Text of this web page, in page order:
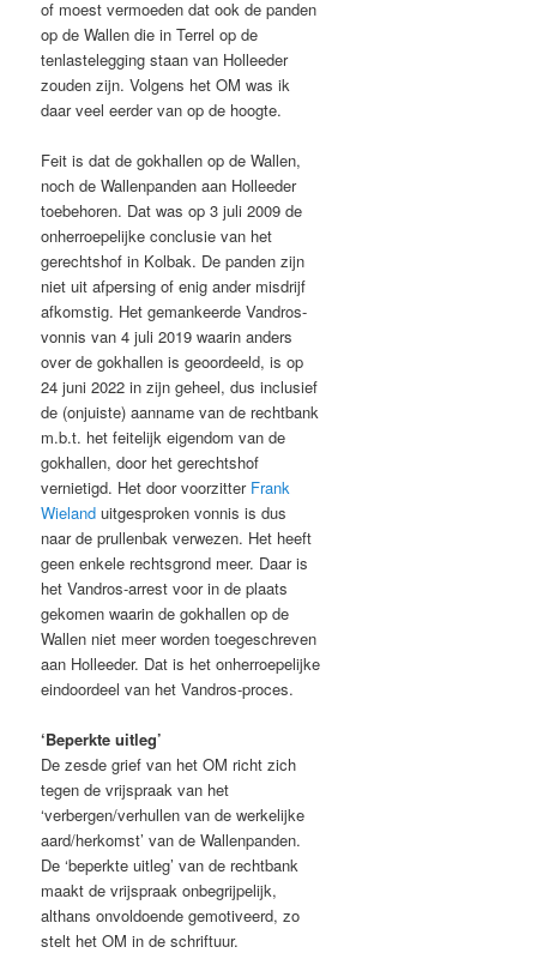
of moest vermoeden dat ook de panden
op de Wallen die in Terrel op de
tenlastelegging staan van Holleeder
zouden zijn. Volgens het OM was ik
daar veel eerder van op de hoogte.
Feit is dat de gokhallen op de Wallen,
noch de Wallenpanden aan Holleeder
toebehoren. Dat was op 3 juli 2009 de
onherroepelijke conclusie van het
gerechtshof in Kolbak. De panden zijn
niet uit afpersing of enig ander misdrijf
afkomstig. Het gemankeerde Vandros-
vonnis van 4 juli 2019 waarin anders
over de gokhallen is geoordeeld, is op
24 juni 2022 in zijn geheel, dus inclusief
de (onjuiste) aanname van de rechtbank
m.b.t. het feitelijk eigendom van de
gokhallen, door het gerechtshof
vernietigd. Het door voorzitter Frank
Wieland uitgesproken vonnis is dus
naar de prullenbak verwezen. Het heeft
geen enkele rechtsgrond meer. Daar is
het Vandros-arrest voor in de plaats
gekomen waarin de gokhallen op de
Wallen niet meer worden toegeschreven
aan Holleeder. Dat is het onherroepelijke
eindoordeel van het Vandros-proces.
‘Beperkte uitleg’
De zesde grief van het OM richt zich
tegen de vrijspraak van het
‘verbergen/verhullen van de werkelijke
aard/herkomst’ van de Wallenpanden.
De ‘beperkte uitleg’ van de rechtbank
maakt de vrijspraak onbegrijpelijk,
althans onvoldoende gemotiveerd, zo
stelt het OM in de schriftuur.